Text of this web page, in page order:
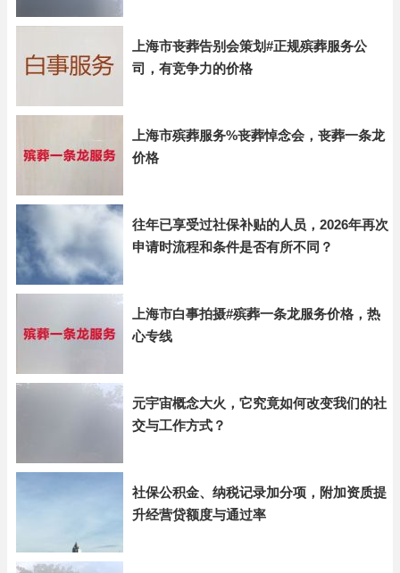
上海市丧葬告别会策划#正规殡葬服务公
司，有竞争力的价格
上海市殡葬服务%丧葬悼念会，丧葬一条龙
价格
往年已享受过社保补贴的人员，2026年再次
申请时流程和条件是否有所不同？
上海市白事拍摄#殡葬一条龙服务价格，热
心专线
元宇宙概念大火，它究竟如何改变我们的社
交与工作方式？
社保公积金、纳税记录加分项，附加资质提
升经营贷额度与通过率